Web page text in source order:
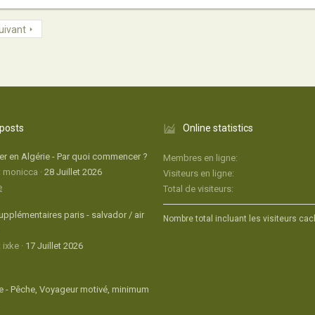
en Algérie - Par quoi commencer ?
monicca
28 Juillet 2026
paris - salvador / air
ixke
17 Juillet 2026
- Pêche, Voyageur motivé, minimum
Online statistics
Membres en ligne
Visiteurs en ligne
Total de visiteurs
Nombre total incluant les visiteurs